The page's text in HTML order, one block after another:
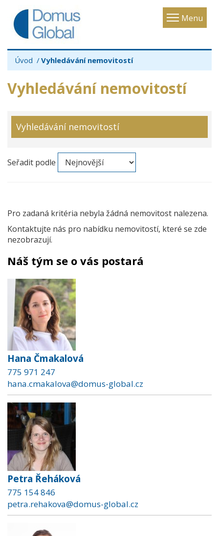
Menu
Toggle
Úvod Vyhledávání nemovitostí
Vyhledávání nemovitostí
Vyhledávání nemovitostí
Seřadit podle
Pro zadaná kritéria nebyla žádná nemovitost nalezena.
Kontaktujte nás pro nabídku nemovitostí, které se zde
nezobrazují.
Náš tým se o vás postará
Hana Čmakalová
775 971 247
hana.cmakalova@domus-global.cz
Petra Řeháková
775 154 846
petra.rehakova@domus-global.cz